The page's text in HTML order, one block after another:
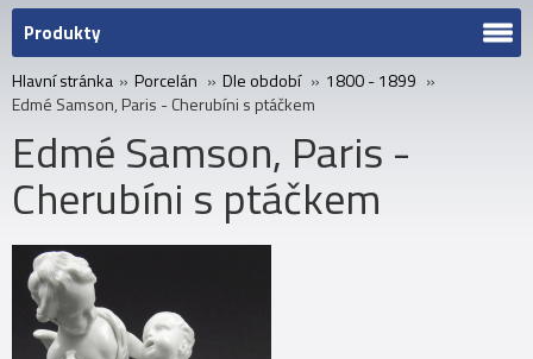
Produkty
Hlavní stránka » Porcelán » Dle období » 1800 - 1899 »
Edmé Samson, Paris - Cherubíni s ptáčkem
Edmé Samson, Paris -
Cherubíni s ptáčkem